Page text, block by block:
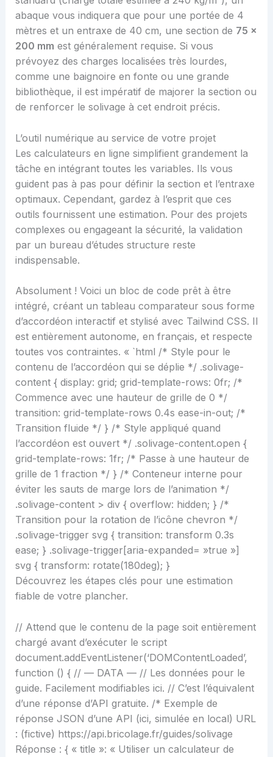
abaque vous indiquera que pour une portée de 4
mètres et un entraxe de 40 cm, une section de 75 x
200 mm est généralement requise. Si vous
prévoyez des charges localisées très lourdes,
comme une baignoire en fonte ou une grande
bibliothèque, il est impératif de majorer la section ou
de renforcer le solivage à cet endroit précis.
L’outil numérique au service de votre projet
Les calculateurs en ligne simplifient grandement la
tâche en intégrant toutes les variables. Ils vous
guident pas à pas pour définir la section et l’entraxe
optimaux. Cependant, gardez à l’esprit que ces
outils fournissent une estimation. Pour des projets
complexes ou engageant la sécurité, la validation
par un bureau d’études structure reste
indispensable.
Absolument ! Voici un bloc de code prêt à être
intégré, créant un tableau comparateur sous forme
d’accordéon interactif et stylisé avec Tailwind CSS. Il
est entièrement autonome, en français, et respecte
toutes vos contraintes. « `html /* Style pour le
contenu de l’accordéon qui se déplie */ .solivage-
content { display: grid; grid-template-rows: 0fr; /*
Commence avec une hauteur de grille de 0 */
transition: grid-template-rows 0.4s ease-in-out; /*
Transition fluide */ } /* Style appliqué quand
l’accordéon est ouvert */ .solivage-content.open {
grid-template-rows: 1fr; /* Passe à une hauteur de
grille de 1 fraction */ } /* Conteneur interne pour
éviter les sauts de marge lors de l’animation */
.solivage-content > div { overflow: hidden; } /*
Transition pour la rotation de l’icône chevron */
.solivage-trigger svg { transition: transform 0.3s
ease; } .solivage-trigger[aria-expanded= »true »]
svg { transform: rotate(180deg); }
Découvrez les étapes clés pour une estimation
fiable de votre plancher.
// Attend que le contenu de la page soit entièrement
chargé avant d’exécuter le script
document.addEventListener(‘DOMContentLoaded’,
function () { // — DATA — // Les données pour le
guide. Facilement modifiables ici. // C’est l’équivalent
d’une réponse d’API gratuite. /* Exemple de
réponse JSON d’une API (ici, simulée en local) URL
: (fictive) https://api.bricolage.fr/guides/solivage
Réponse : { « title »: « Utiliser un calculateur de